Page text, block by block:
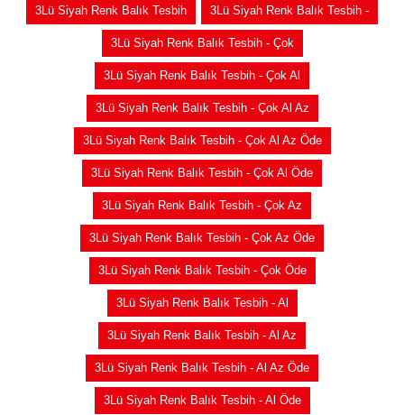
3Lü Siyah Renk Balık Tesbih 3Lü Siyah Renk Balık Tesbih -
3Lü Siyah Renk Balık Tesbih - Çok
3Lü Siyah Renk Balık Tesbih - Çok Al
3Lü Siyah Renk Balık Tesbih - Çok Al Az
3Lü Siyah Renk Balık Tesbih - Çok Al Az Öde
3Lü Siyah Renk Balık Tesbih - Çok Al Öde
3Lü Siyah Renk Balık Tesbih - Çok Az
3Lü Siyah Renk Balık Tesbih - Çok Az Öde
3Lü Siyah Renk Balık Tesbih - Çok Öde
3Lü Siyah Renk Balık Tesbih - Al
3Lü Siyah Renk Balık Tesbih - Al Az
3Lü Siyah Renk Balık Tesbih - Al Az Öde
3Lü Siyah Renk Balık Tesbih - Al Öde